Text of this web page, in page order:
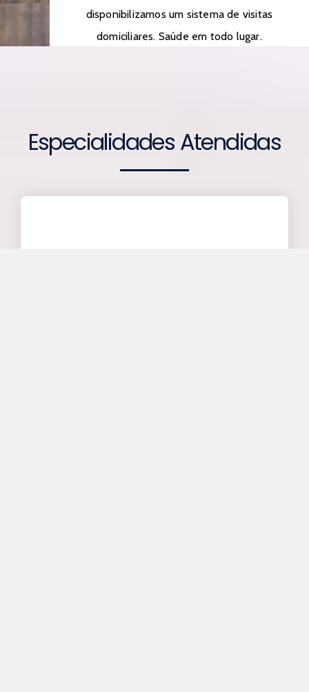
disponibilizamos um sistema de visitas
domiciliares. Saúde em todo lugar.
Especialidades Atendidas